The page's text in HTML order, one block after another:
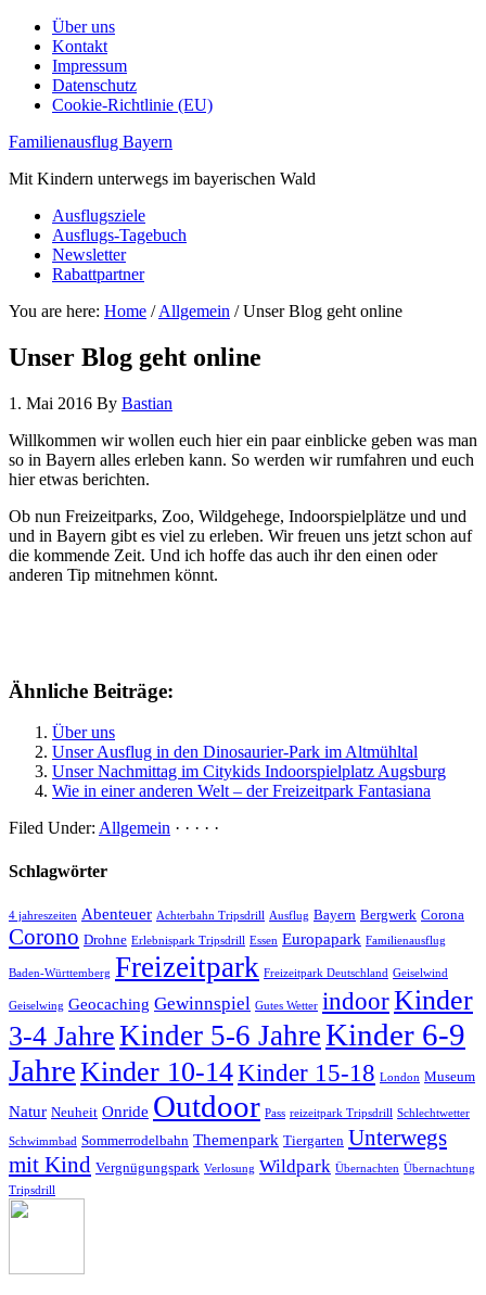
Über uns
Kontakt
Impressum
Datenschutz
Cookie-Richtlinie (EU)
Familienausflug Bayern
Mit Kindern unterwegs im bayerischen Wald
Ausflugsziele
Ausflugs-Tagebuch
Newsletter
Rabattpartner
You are here: Home / Allgemein /Unser Blog geht online
Unser Blog geht online
1. Mai 2016 By Bastian
Willkommen wir wollen euch hier ein paar einblicke geben was man
so in Bayern alles erleben kann. So werden wir rumfahren und euch
hier etwas berichten.
Ob nun Freizeitparks, Zoo, Wildgehege, Indoorspielplätze und und
und in Bayern gibt es viel zu erleben. Wir freuen uns jetzt schon auf
die kommende Zeit. Und ich hoffe das auch ihr den einen oder
anderen Tip mitnehmen könnt.
Ähnliche Beiträge:
Über uns
Unser Ausflug in den Dinosaurier-Park im Altmühltal
Unser Nachmittag im Citykids Indoorspielplatz Augsburg
Wie in einer anderen Welt – der Freizeitpark Fantasiana
Filed Under: Allgemein · · · · ·
Schlagwörter
4 jahreszeiten Abenteuer Achterbahn Tripsdrill Ausflug Bayern Bergwerk Corona
Corono Drohne Erlebnispark Tripsdrill Essen Europapark Familienausflug
Baden-Württemberg Freizeitpark Freizeitpark Deutschland Geiselwind
Geiselwing Geocaching Gewinnspiel Gutes Wetter indoorKinder
3-4 JahreKinder 5-6 JahreKinder 6-9
JahreKinder 10-14Kinder 15-18 London Museum
Natur Neuheit Onride Outdoor Pass reizeitpark Tripsdrill Schlechtwetter
Schwimmbad Sommerrodelbahn Themenpark Tiergarten Unterwegs
mit Kind Vergnügungspark Verlosung Wildpark Übernachten Übernachtung
Tripsdrill